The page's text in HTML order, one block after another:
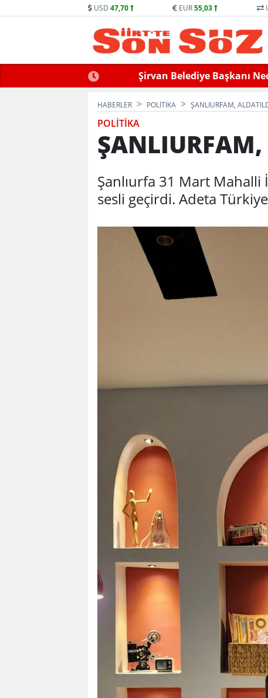
USD 47,70 EUR55,03
Hayatını Kaybetti
Siirt’te Baraj Sularının
HABERLER POLİTİKA ŞANLIURFAM,
POLİTİKA
Şanlıurfa 31 Mart
sesli geçirdi. Adeta